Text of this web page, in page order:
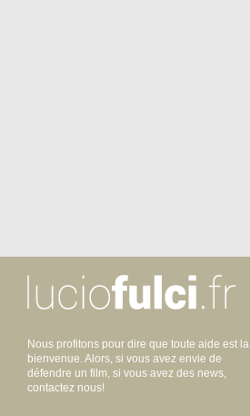
Nous profitons pour dire que toute aide est la
bienvenue. Alors, si vous avez envie de
défendre un film, si vous avez des news,
contactez nous!